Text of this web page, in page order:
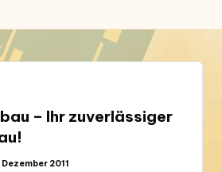
– Ihr zuverlässiger
Dezember 2011